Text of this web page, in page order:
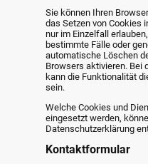
Sie können Ihren
das Setzen von Cookies
nur im Einzelfall
bestimmte Fälle oder
automatische Löschen
Browsers aktivieren. Bei
kann die Funktionalität
sein.
Welche Cookies und
eingesetzt werden,
Datenschutzerklärung
Kontaktformular